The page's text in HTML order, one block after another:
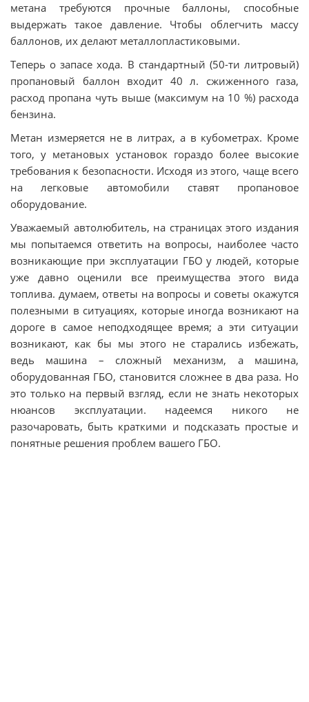
метана требуются прочные баллоны, способные
выдержать такое давление. Чтобы облегчить массу
баллонов, их делают металлопластиковыми.
Теперь о запасе хода. В стандартный (50-ти литровый)
пропановый баллон входит 40 л. сжиженного газа,
расход пропана чуть выше (максимум на 10 %) расхода
бензина.
Метан измеряется не в литрах, а в кубометрах. Кроме
того, у метановых установок гораздо более высокие
требования к безопасности. Исходя из этого, чаще всего
на легковые автомобили ставят пропановое
оборудование.
Уважаемый автолюбитель, на страницах этого издания
мы попытаемся ответить на вопросы, наиболее часто
возникающие при эксплуатации ГБО у людей, которые
уже давно оценили все преимущества этого вида
топлива. думаем, ответы на вопросы и советы окажутся
полезными в ситуациях, которые иногда возникают на
дороге в самое неподходящее время; а эти ситуации
возникают, как бы мы этого не старались избежать,
ведь машина – сложный механизм, а машина,
оборудованная ГБО, становится сложнее в два раза. Но
это только на первый взгляд, если не знать некоторых
нюансов эксплуатации. надеемся никого не
разочаровать, быть краткими и подсказать простые и
понятные решения проблем вашего ГБО.